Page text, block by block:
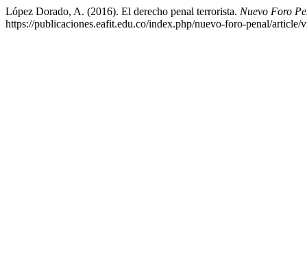
López Dorado, A. (2016). El derecho penal terrorista. Nuevo Foro
https://publicaciones.eafit.edu.co/index.php/nuevo-foro-penal/article/